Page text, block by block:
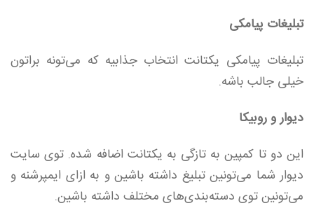
تبلیغات پیامکی
تبلیغات پیامکی یکتانت انتخاب جذابیه که می‌تونه براتون
خیلی جالب باشه.
دیوار و روبیکا
این دو تا کمپین به تازگی به یکتانت اضافه شده. توی سایت
دیوار شما می‌تونین تبلیغ داشته باشین و به ازای ایمپرشنه و
می‌تونین توی دسته‌بندی‌های مختلف داشته باشین.